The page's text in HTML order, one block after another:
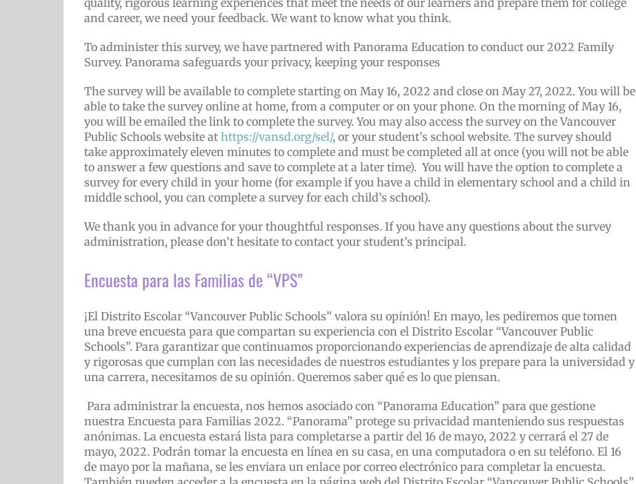
quality, rigorous learning experiences that meet the needs of our learners and prepare them for college
and career, we need your feedback. We want to know what you think.
To administer this survey, we have partnered with Panorama Education to conduct our 2022 Family
Survey. Panorama safeguards your privacy, keeping your responses
The survey will be available to complete starting on May 16, 2022 and close on May 27, 2022. You will be
able to take the survey online at home, from a computer or on your phone. On the morning of May 16,
you will be emailed the link to complete the survey. You may also access the survey on the Vancouver
Public Schools website at https://vansd.org/sel/, or your student’s school website. The survey should
take approximately eleven minutes to complete and must be completed all at once (you will not be able
to answer a few questions and save to complete at a later time). You will have the option to complete a
survey for every child in your home (for example if you have a child in elementary school and a child in
middle school, you can complete a survey for each child’s school).
We thank you in advance for your thoughtful responses. If you have any questions about the survey
administration, please don’t hesitate to contact your student’s principal.
Encuesta para las Familias de “VPS”
¡El Distrito Escolar “Vancouver Public Schools” valora su opinión! En mayo, les pediremos que tomen
una breve encuesta para que compartan su experiencia con el Distrito Escolar “Vancouver Public
Schools”. Para garantizar que continuamos proporcionando experiencias de aprendizaje de alta calidad
y rigorosas que cumplan con las necesidades de nuestros estudiantes y los prepare para la universidad y
una carrera, necesitamos de su opinión. Queremos saber qué es lo que piensan.
Para administrar la encuesta, nos hemos asociado con “Panorama Education” para que gestione
nuestra Encuesta para Familias 2022. “Panorama” protege su privacidad manteniendo sus respuestas
anónimas. La encuesta estará lista para completarse a partir del 16 de mayo, 2022 y cerrará el 27 de
mayo, 2022. Podrán tomar la encuesta en línea en su casa, en una computadora o en su teléfono. El 16
de mayo por la mañana, se les enviara un enlace por correo electrónico para completar la encuesta.